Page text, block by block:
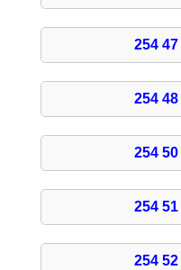
254 47
254 48
254 50
254 51
254 52